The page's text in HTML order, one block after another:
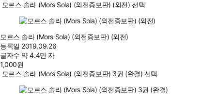
모르스 솔라 (Mors Sola) (외전증보판) (외전) 선택
모르스 솔라 (Mors Sola) (외전증보판) (외전)
등록일 2019.09.26
글자수 약 4.4만 자
1,000원
모르스 솔라 (Mors Sola) (외전증보판) 3권 (완결) 선택